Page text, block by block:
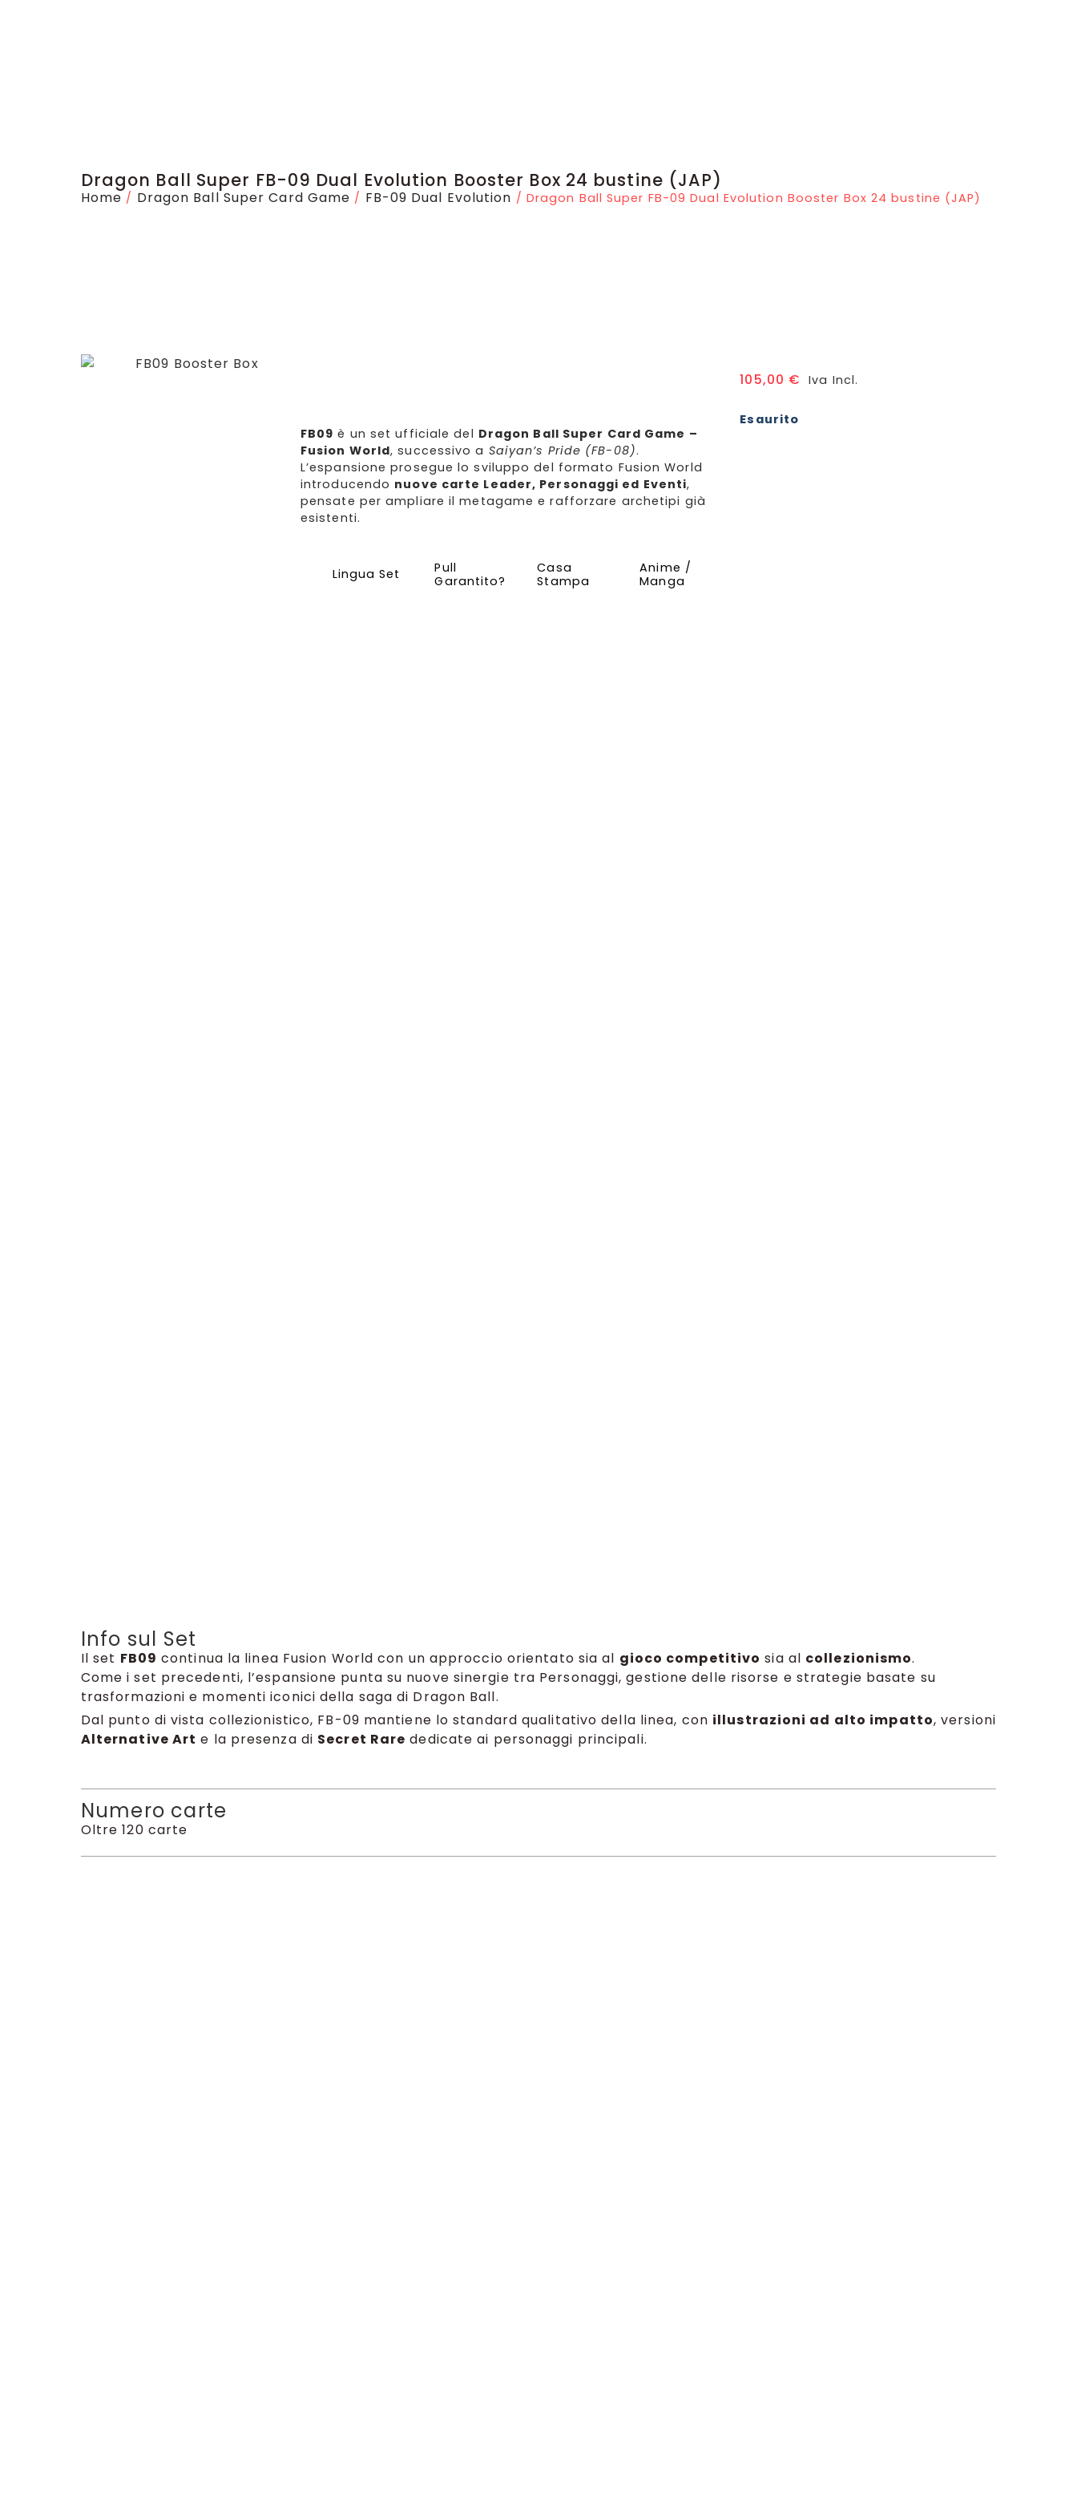
Dragon Ball Super FB-09 Dual Evolution Booster Box 24 bustine (JAP)
Home / Dragon Ball Super Card Game / FB-09 Dual Evolution / Dragon Ball Super FB-09 Dual Evolution Booster Box 24 bustine (JAP)
FB09 è un set ufficiale del Dragon Ball Super Card Game –
Fusion World, successivo a Saiyan’s Pride (FB-08).
L’espansione prosegue lo sviluppo del formato Fusion World
introducendo nuove carte Leader, Personaggi ed Eventi,
pensate per ampliare il metagame e rafforzare archetipi già
esistenti.
Lingua Set
Pull
Garantito?
Casa
Stampa
Anime /
Manga
105,00 € Iva Incl.
Esaurito
Info sul Set
Il set FB09 continua la linea Fusion World con un approccio orientato sia al gioco competitivo sia al collezionismo.
Come i set precedenti, l’espansione punta su nuove sinergie tra Personaggi, gestione delle risorse e strategie basate su
trasformazioni e momenti iconici della saga di Dragon Ball.
Dal punto di vista collezionistico, FB-09 mantiene lo standard qualitativo della linea, con illustrazioni ad alto impatto, versioni
Alternative Art e la presenza di Secret Rare dedicate ai personaggi principali.
Numero carte
Oltre 120 carte